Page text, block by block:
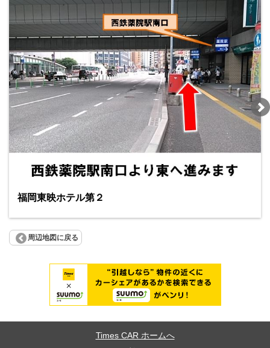
福岡東映ホテル第２
周辺地図に戻る
Times CAR ホームへ